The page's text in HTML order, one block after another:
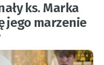
ks. Marka
jego marzenie